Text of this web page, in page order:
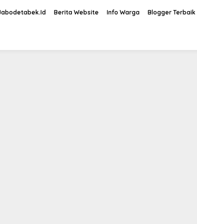
Berita Website Info Warga Blogger Terbaik